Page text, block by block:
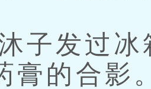
发过冰
膏的合影